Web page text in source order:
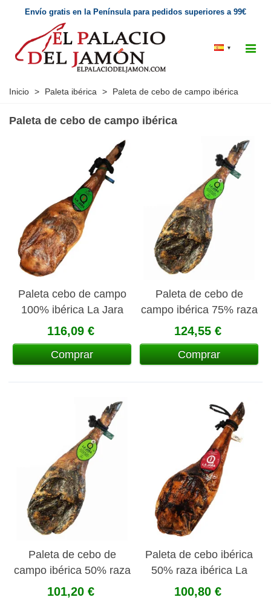
Envío gratis en la Península para pedidos superiores a 99€
▾
Inicio > Paleta ibérica > Paleta de cebo de campo ibérica
Paleta de cebo de campo ibérica
Paleta cebo de campo
100% ibérica La Jara
116,09 €
Comprar
Paleta de cebo de
campo ibérica 75% raza
ibérica La Jara
124,55 €
Comprar
Paleta de cebo de
campo ibérica 50% raza
ibérica La Jara
101,20 €
Paleta de cebo ibérica
50% raza ibérica La
Jara
100,80 €